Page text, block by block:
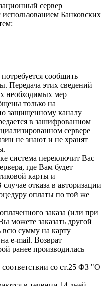
сервер
Банковских
сообщить
Передача этих сведений
необходимых мер
только на
защищенному каналу
в зашифрованном
сервере
не знают и не хранят
система переключит Вас
где Вам будет
карты и
отказа в авторизации
оплаты по той же
заказа (или при
можете заказать другой
всю сумму на карту
e-mail. Возврат
ранее производилась
соответствии со ст.25 ФЗ "О